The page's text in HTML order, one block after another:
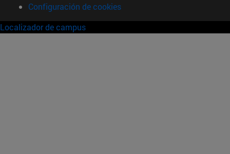
Configuración de cookies
Localizador de campus